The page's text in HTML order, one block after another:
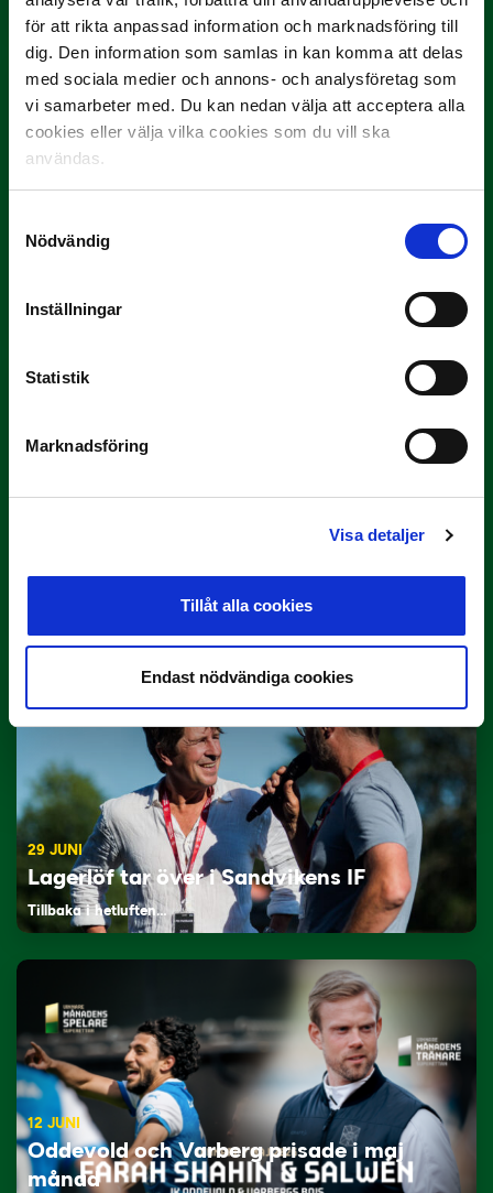
för att rikta anpassad information och marknadsföring till
dig. Den information som samlas in kan komma att delas
med sociala medier och annons- och analysföretag som
vi samarbeter med. Du kan nedan välja att acceptera alla
cookies eller välja vilka cookies som du vill ska
användas.
Nödvändig
Inställningar
Statistik
Marknadsföring
Visa detaljer
Tillåt alla cookies
Endast nödvändiga cookies
Slog till i…
3 JULI
Yttrar gör…
Rösta på Månadens Tränare i juni
29 JUNI
Lagerlöf tar över i Sandvikens IF
Tillbaka i hetluften…
12 JUNI
Oddevold och Varberg prisade i maj
månad